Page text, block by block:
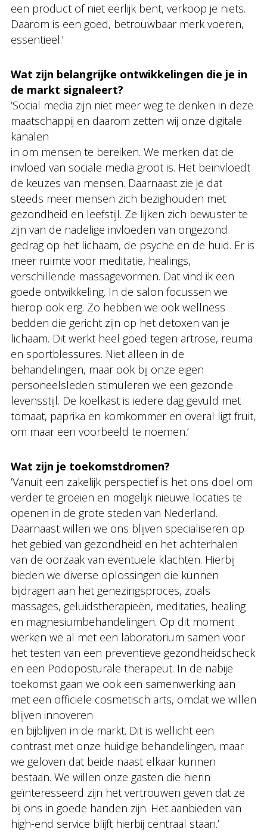
een product of niet eerlijk bent, verkoop je niets.
Daarom is een goed, betrouwbaar merk voeren,
essentieel.’
Wat zijn belangrijke ontwikkelingen die je in
de markt signaleert?
‘Social media zijn niet meer weg te denken in deze
maatschappij en daarom zetten wij onze digitale
kanalen
in om mensen te bereiken. We merken dat de
invloed van sociale media groot is. Het beïnvloedt
de keuzes van mensen. Daarnaast zie je dat
steeds meer mensen zich bezighouden met
gezondheid en leefstijl. Ze lijken zich bewuster te
zijn van de nadelige invloeden van ongezond
gedrag op het lichaam, de psyche en de huid. Er is
meer ruimte voor meditatie, healings,
verschillende massagevormen. Dat vind ik een
goede ontwikkeling. In de salon focussen we
hierop ook erg. Zo hebben we ook wellness
bedden die gericht zijn op het detoxen van je
lichaam. Dit werkt heel goed tegen artrose, reuma
en sportblessures. Niet alleen in de
behandelingen, maar ook bij onze eigen
personeelsleden stimuleren we een gezonde
levensstijl. De koelkast is iedere dag gevuld met
tomaat, paprika en komkommer en overal ligt fruit,
om maar een voorbeeld te noemen.’
Wat zijn je toekomstdromen?
‘Vanuit een zakelijk perspectief is het ons doel om
verder te groeien en mogelijk nieuwe locaties te
openen in de grote steden van Nederland.
Daarnaast willen we ons blijven specialiseren op
het gebied van gezondheid en het achterhalen
van de oorzaak van eventuele klachten. Hierbij
bieden we diverse oplossingen die kunnen
bijdragen aan het genezingsproces, zoals
massages, geluidstherapieën, meditaties, healing
en magnesiumbehandelingen. Op dit moment
werken we al met een laboratorium samen voor
het testen van een preventieve gezondheidscheck
en een Podoposturale therapeut. In de nabije
toekomst gaan we ook een samenwerking aan
met een officiële cosmetisch arts, omdat we willen
blijven innoveren
en bijblijven in de markt. Dit is wellicht een
contrast met onze huidige behandelingen, maar
we geloven dat beide naast elkaar kunnen
bestaan. We willen onze gasten die hierin
geïnteresseerd zijn het vertrouwen geven dat ze
bij ons in goede handen zijn. Het aanbieden van
high-end service blijft hierbij centraal staan.’